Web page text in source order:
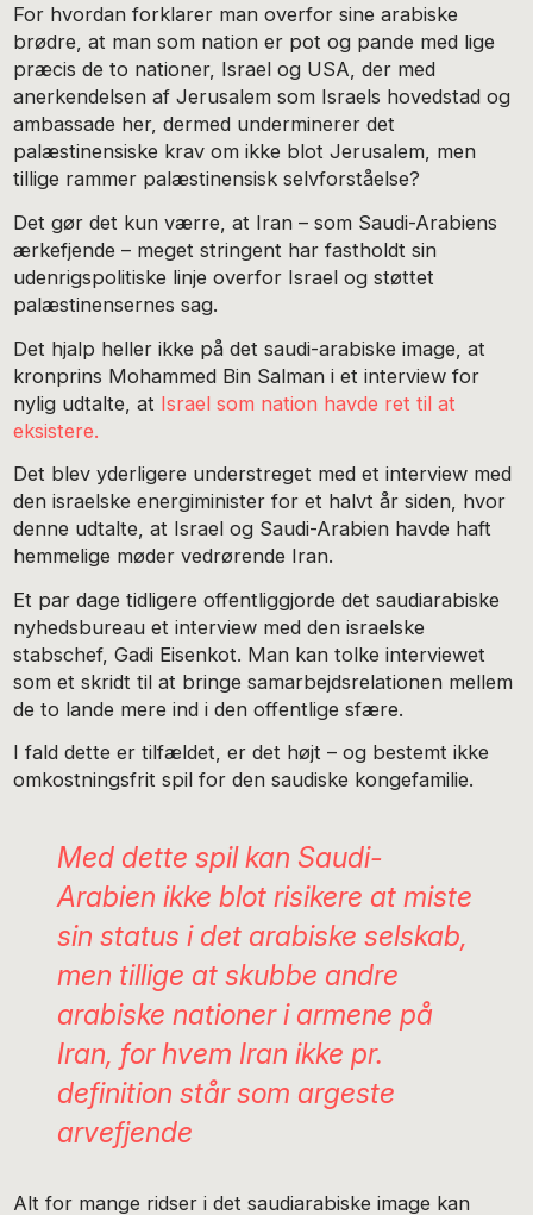
For hvordan forklarer man overfor sine arabiske
brødre, at man som nation er pot og pande med lige
præcis de to nationer, Israel og USA, der med
anerkendelsen af Jerusalem som Israels hovedstad og
ambassade her, dermed underminerer det
palæstinensiske krav om ikke blot Jerusalem, men
tillige rammer palæstinensisk selvforståelse?
Det gør det kun værre, at Iran – som Saudi-Arabiens
ærkefjende – meget stringent har fastholdt sin
udenrigspolitiske linje overfor Israel og støttet
palæstinensernes sag.
Det hjalp heller ikke på det saudi-arabiske image, at
kronprins Mohammed Bin Salman i et interview for
nylig udtalte, at Israel som nation havde ret til at
eksistere.
Det blev yderligere understreget med et interview med
den israelske energiminister for et halvt år siden, hvor
denne udtalte, at Israel og Saudi-Arabien havde haft
hemmelige møder vedrørende Iran.
Et par dage tidligere offentliggjorde det saudiarabiske
nyhedsbureau et interview med den israelske
stabschef, Gadi Eisenkot. Man kan tolke interviewet
som et skridt til at bringe samarbejdsrelationen mellem
de to lande mere ind i den offentlige sfære.
I fald dette er tilfældet, er det højt – og bestemt ikke
omkostningsfrit spil for den saudiske kongefamilie.
Med dette spil kan Saudi-
Arabien ikke blot risikere at miste
sin status i det arabiske selskab,
men tillige at skubbe andre
arabiske nationer i armene på
Iran, for hvem Iran ikke pr.
definition står som argeste
arvefjende
Alt for mange ridser i det saudiarabiske image kan